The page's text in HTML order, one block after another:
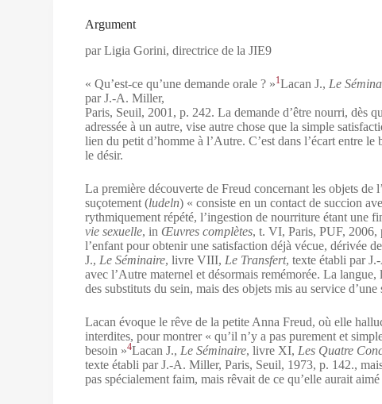
Argument
par Ligia Gorini, directrice de la JIE9
« Qu’est-ce qu’une demande orale ? »1Lacan J., Le
par J.-A. Miller,
Paris, Seuil, 2001, p. 242. La demande d’être nourri, dès
adressée à un autre, vise autre chose que la simple
lien du petit d’homme à l’Autre. C’est dans l’écart entre
le désir.
La première découverte de Freud concernant les objets de
suçotement (ludeln) « consiste en un contact de succion
rythmiquement répété, l’ingestion de nourriture étant une
vie sexuelle, in Œuvres complètes, t. VI, Paris, PUF, 2006,
l’enfant pour obtenir une satisfaction déjà vécue, dérivée
J., Le Séminaire, livre VIII, Le Transfert, texte établi par
avec l’Autre maternel et désormais remémorée. La
des substituts du sein, mais des objets mis au service
Lacan évoque le rêve de la petite Anna Freud, où elle
interdites, pour montrer « qu’il n’y a pas purement et
besoin »4Lacan J., Le Séminaire, livre XI, Les Quatre
texte établi par J.‑A. Miller, Paris, Seuil, 1973, p. 142.,
pas spécialement faim, mais rêvait de ce qu’elle aurait aimé